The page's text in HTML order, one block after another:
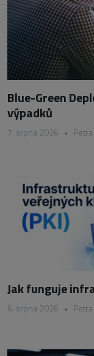
Blue-Green
výpadků
7. srpna 2026 •
Jak funguje
6. srpna 2026 •